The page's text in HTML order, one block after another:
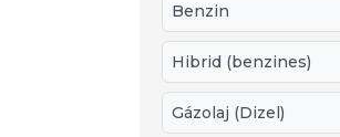
Benzin
Hibrid (benzines)
Gázolaj (Dizel)